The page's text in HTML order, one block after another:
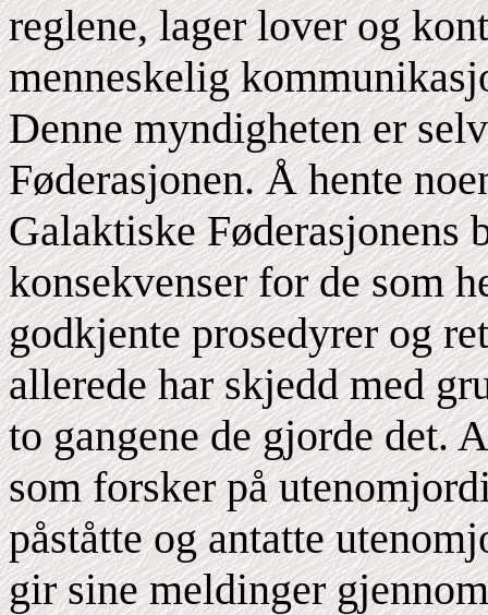
reglene, lager lover og
menneskelig
Denne myndigheten er
Føderasjonen. Å hente
Galaktiske Føderasjonens
konsekvenser for de som
godkjente prosedyrer og
allerede har skjedd med
to gangene de gjorde det.
som forsker på
påståtte og antatte
gir sine meldinger